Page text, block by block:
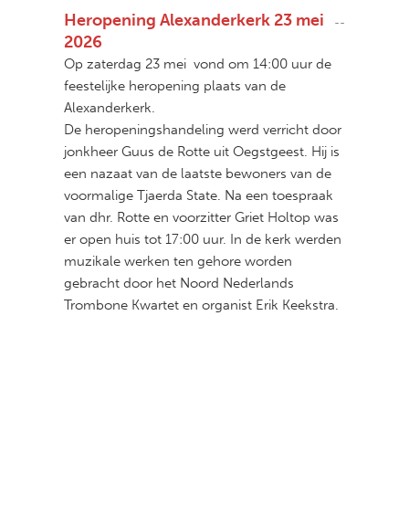
--
Heropening Alexanderkerk 23 mei
2026
Op zaterdag 23 mei vond om 14:00 uur de
feestelijke heropening plaats van de
Alexanderkerk.
De heropeningshandeling werd verricht door
jonkheer Guus de Rotte uit Oegstgeest. Hij is
een nazaat van de laatste bewoners van de
voormalige Tjaerda State. Na een toespraak
van dhr. Rotte en voorzitter Griet Holtop was
er open huis tot 17:00 uur. In de kerk werden
muzikale werken ten gehore worden
gebracht door het Noord Nederlands
Trombone Kwartet en organist Erik Keekstra.